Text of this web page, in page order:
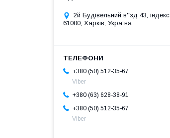
2й Будівельний в'їзд 43, індекс
61000, Харків, Україна
+380 (50) 512-35-67
Viber
+380 (63) 628-38-91
+380 (50) 512-35-67
Viber